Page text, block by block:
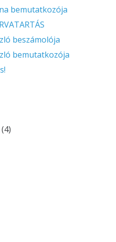
bemutatkozója
beszámolója
bemutatkozója
(4)